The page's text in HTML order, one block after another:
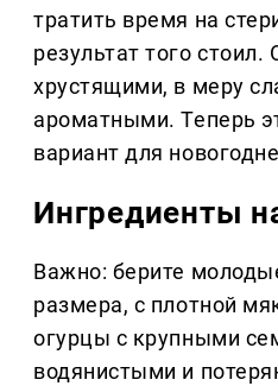
тратить время на
результат того
хрустящими, в меру
ароматными. Теперь
вариант для
Ингредиенты
Важно: берите
размера, с плотной
огурцы с крупными
водянистыми и